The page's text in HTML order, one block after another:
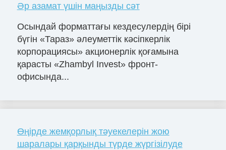
Әр азамат үшін маңызды сәт
Осындай форматтағы кездесулердің бірі
бүгін «Тараз» әлеуметтік кәсіпкерлік
корпорациясы» акционерлік қоғамына
қарасты «Zhambyl Invest» фронт-
офисында...
Өңірде жемқорлық тәуекелерін жою
шаралары қарқынды түрде жүргізілуде